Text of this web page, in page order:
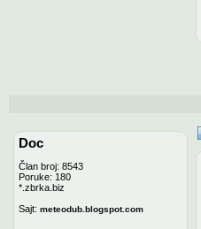
Doc
Član broj: 8543
Poruke: 180
*.zbrka.biz
Sajt: meteodub.blogspot.com